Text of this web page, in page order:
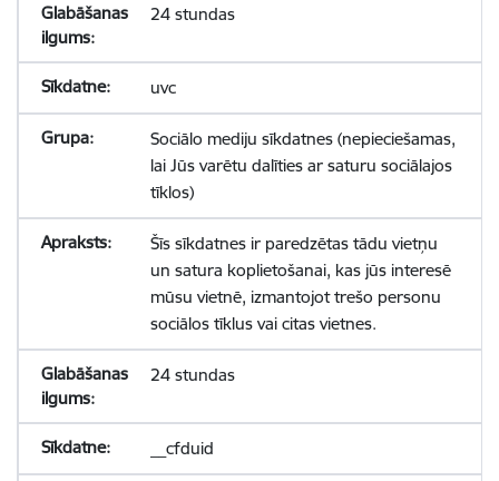
24 stundas
uvc
Sociālo mediju sīkdatnes (nepieciešamas,
lai Jūs varētu dalīties ar saturu sociālajos
tīklos)
Šīs sīkdatnes ir paredzētas tādu vietņu
un satura koplietošanai, kas jūs interesē
mūsu vietnē, izmantojot trešo personu
sociālos tīklus vai citas vietnes.
24 stundas
__cfduid